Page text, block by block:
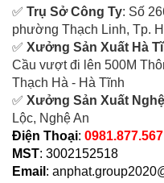
✅ Trụ Sở Công Ty: Số
phường Thạch Linh, Tp.
✅ Xưởng Sản Xuất Hà
Cầu vượt đi lên 500M T
Thạch Hà - Hà Tĩnh
✅ Xưởng Sản Xuất
Lộc, Nghệ An
Điện Thoại:
MST: 3002152518
Email :